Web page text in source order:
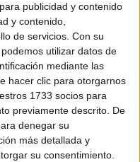
publicidad y contenido
y contenido,
de servicios. Con su
utilizar datos de
mediante las
hacer clic para otorgarnos
1733 socios para
previamente descrito. De
denegar su
más detallada y
su consentimiento.
Multiplataforma
→